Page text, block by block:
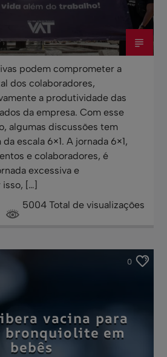
podem comprometer a
dos colaboradores,
a produtividade das
da empresa. Com esse
algumas discussões tem
escala 6×1. A jornada 6×1,
e colaboradores, é
excessiva e
[…]
5004 Total de visualizações
0
vacina para
bronquiolite em
bebês